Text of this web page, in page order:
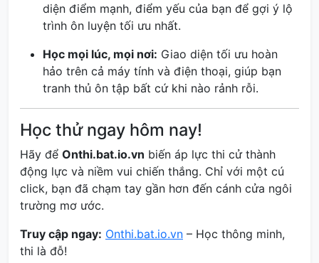
diện điểm mạnh, điểm yếu của bạn để gợi ý lộ
trình ôn luyện tối ưu nhất.
Học mọi lúc, mọi nơi: Giao diện tối ưu hoàn
hảo trên cả máy tính và điện thoại, giúp bạn
tranh thủ ôn tập bất cứ khi nào rảnh rỗi.
Học thử ngay hôm nay!
Hãy để Onthi.bat.io.vn biến áp lực thi cử thành
động lực và niềm vui chiến thắng. Chỉ với một cú
click, bạn đã chạm tay gần hơn đến cánh cửa ngôi
trường mơ ước.
Truy cập ngay: Onthi.bat.io.vn – Học thông minh,
thi là đỗ!